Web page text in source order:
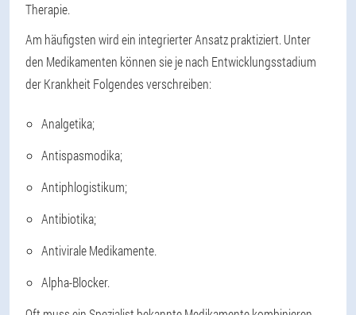
Therapie.
Am häufigsten wird ein integrierter Ansatz praktiziert. Unter
den Medikamenten können sie je nach Entwicklungsstadium
der Krankheit Folgendes verschreiben:
Analgetika;
Antispasmodika;
Antiphlogistikum;
Antibiotika;
Antivirale Medikamente.
Alpha-Blocker.